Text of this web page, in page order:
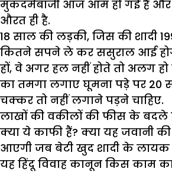
मुकदमेबाजी आज आम हो गई है और
औरत ही है.
18 साल की लड़की, जिस की शादी
कितने सपने ले कर ससुराल आई
हों, वे अगर हल नहीं होते तो अलग
का तमगा लगाए घूमना पड़े पर 20
चक्कर तो नहीं लगाने पड़ने चाहिए.
लाखों की वकीलों की फीस के बदले
क्या ये काफी हैं? क्या यह जवानी
आएगी जब बेटी खुद शादी के लायक
यह हिंदू विवाह कानून किस काम